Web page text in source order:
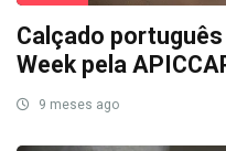
Calçado
Week pela
9 meses ago